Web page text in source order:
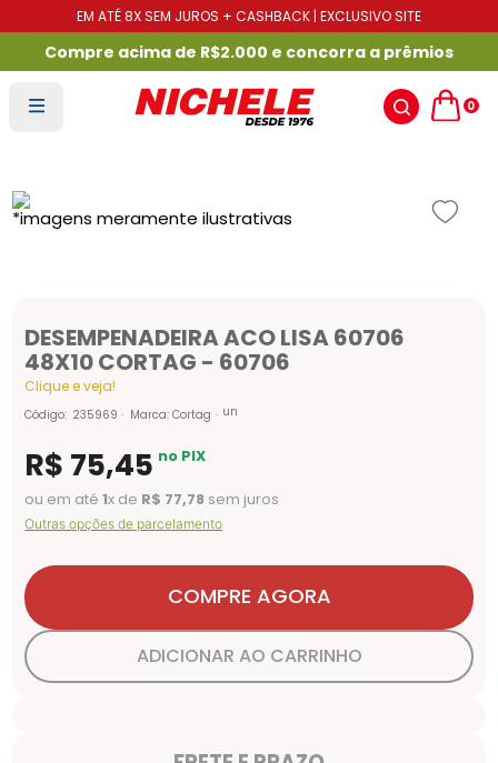
EM ATÉ 8X SEM JUROS + CASHBACK | EXCLUSIVO SITE
Compre acima de R$2.000 e concorra a prêmios
0
DESEMPENADEIRA ACO LISA 60706
48X10 CORTAG - 60706
Clique e veja!
Código: 235969 Marca:Cortag un
R$ 75,45 no PIX
ou em até1x de R$ 77,78 sem juros
Outras opções de parcelamento
COMPRE AGORA
ADICIONAR AO CARRINHO